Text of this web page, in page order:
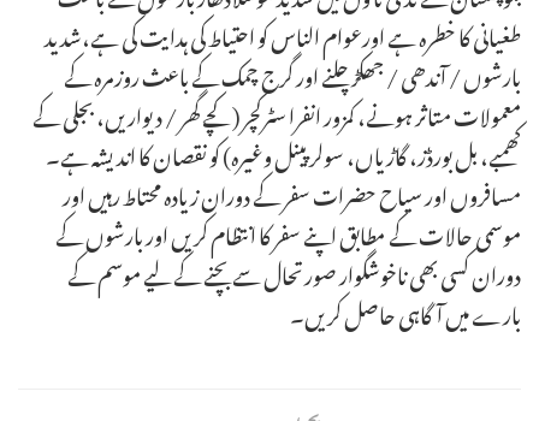
طغیانی کا خطرہ ہے اورعوام الناس کو احتیاط کی ہدایت کی ہے،شدید
بارشوں / آندھی / جھکڑ چلنے اور گرج چمک کے باعث روزمرہ کے
معمولات متاثر ہونے، کمزور انفرا سٹرکچر (کچے گھر / دیواریں، بجلی کے
کھمبے، بل بورڈز، گاڑیاں، سولر پینل وغیرہ) کو نقصان کا اندیشہ ہے۔
مسافروں اور سیاح حضرات سفر کے دوران زیادہ محتاط رہیں اور
موسمی حالات کے مطابق اپنے سفر کا انتظام کریں اور بارشوں کے
دوران کسی بھی ناخوشگوار صورتحال سے بچنے کے لیے موسم کے
بارے میں آگاہی حاصل کریں۔